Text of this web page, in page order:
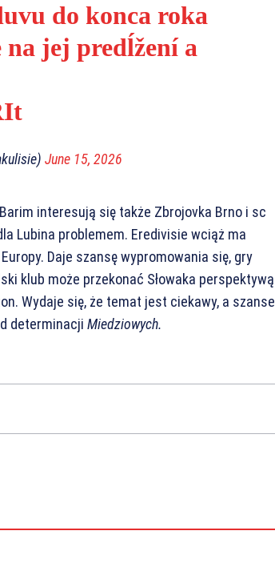
do konca roka
jej predĺžení a
June 15, 2026
interesują się także Zbrojovka Brno i sc
Lubina problemem. Eredivisie wciąż ma
Daje szansę wypromowania się, gry
klub może przekonać Słowaka perspektywą
Wydaje się, że temat jest ciekawy, a szanse
determinacji Miedziowych.